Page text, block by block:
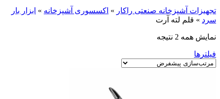
تجهیزات آشپزخانه صنعتی راکار » اکسسوری آشپزخانه » ابزار بار
سرد » قلم لته آرت
نمایش همه 2 نتیجه
فیلترها